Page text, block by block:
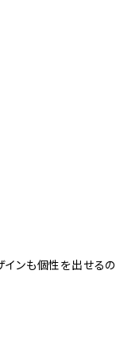
ンも個性を出せるの